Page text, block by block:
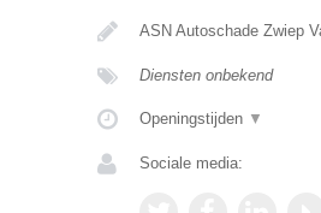
ASN Autoschade Zwiep
Diensten onbekend
Openingstijden ▼
Sociale media: